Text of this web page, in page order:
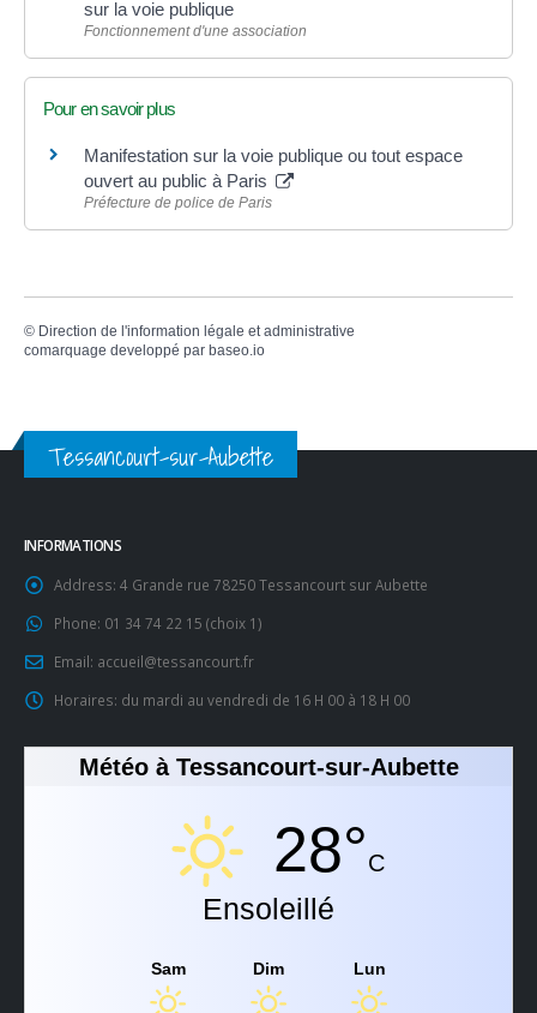
sur la voie publique
Fonctionnement d'une association
Pour en savoir plus
Manifestation sur la voie publique ou tout espace
ouvert au public à Paris
Préfecture de police de Paris
© Direction de l'information légale et administrative
comarquage developpé par baseo.io
Tessancourt-sur-Aubette
INFORMATIONS
Address: 4 Grande rue 78250 Tessancourt sur Aubette
Phone: 01 34 74 22 15 (choix 1)
Email: accueil@tessancourt.fr
Horaires: du mardi au vendredi de 16 H 00 à 18 H 00
Météo à Tessancourt-sur-Aubette
28°C
Ensoleillé
Sam Dim Lun